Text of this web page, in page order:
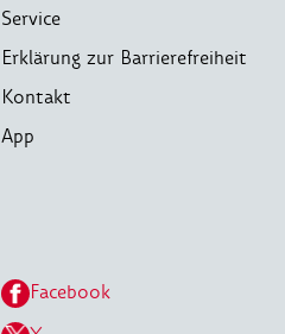
Service
Erklärung zur Barrierefreiheit
Kontakt
App
Facebook